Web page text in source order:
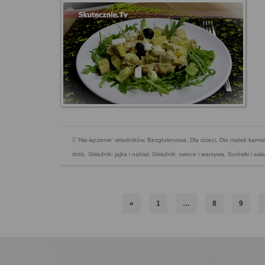
'Nie-łączenie' składników, Bezglutenowa, Dla dzieci, Dla matek
drób, Składnik: jajka i nabiał, Składnik: owoce i warzywa, Surówki i
« 1 … 8 9